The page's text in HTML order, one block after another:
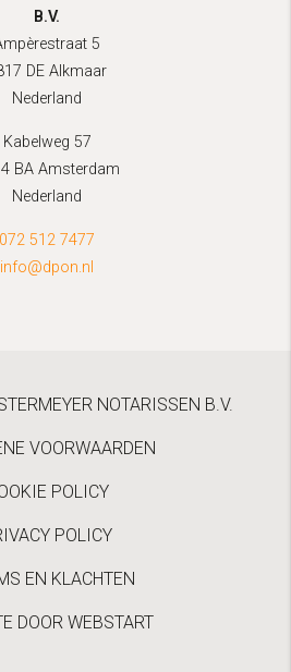
B.V.
5
DE Alkmaar
Nederland
Kabelweg 57
BA Amsterdam
Nederland
072 512 7477
info@dpon.nl
NOTARISSEN B.V.
VOORWAARDEN
POLICY
POLICY
EN KLACHTEN
DOOR WEBSTART